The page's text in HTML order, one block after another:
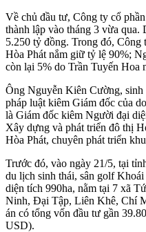
Về chủ đầu tư, Công ty cổ
thành lập vào tháng 3 vừa qua.
5.250 tỷ đồng. Trong đó, Công
Hòa Phát nắm giữ tỷ lệ 90%;
còn lại 5% do Trần Tuyến Hoa
Ông Nguyễn Kiên Cường,
pháp luật kiêm Giám đốc của
là Giám đốc kiêm Người đại
Xây dựng và phát triển đô thị
Hòa Phát, chuyên phát triển
Trước đó, vào ngày 21/5, tại
du lịch sinh thái, sân golf
diện tích 990ha, nằm tại 7 xã
Ninh, Đại Tập, Liên Khê, Chí
án có tổng vốn đầu tư gần
USD).